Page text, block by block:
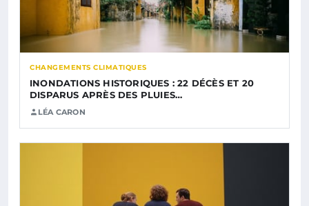
CHANGEMENTS CLIMATIQUES
INONDATIONS HISTORIQUES : 22 DÉCÈS ET 20
DISPARUS APRÈS DES PLUIES…
LÉA CARON